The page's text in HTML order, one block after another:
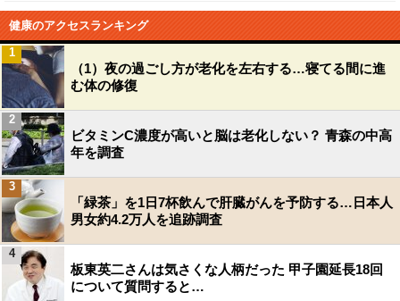
健康のアクセスランキング
（1）夜の過ごし方が老化を左右する…寝てる間に進
む体の修復
1
ビタミンC濃度が高いと脳は老化しない？ 青森の中高
年を調査
2
「緑茶」を1日7杯飲んで肝臓がんを予防する…日本人
男女約4.2万人を追跡調査
3
板東英二さんは気さくな人柄だった 甲子園延長18回
について質問すると…
4